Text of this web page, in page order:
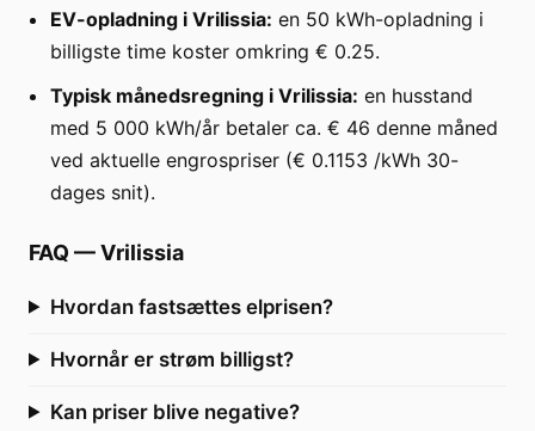
EV-opladning i Vrilissia: en 50 kWh-opladning i
billigste time koster omkring € 0.25.
Typisk månedsregning i Vrilissia: en husstand
med 5 000 kWh/år betaler ca. € 46 denne måned
ved aktuelle engrospriser (€ 0.1153 /kWh 30-
dages snit).
FAQ —Vrilissia
Hvordan fastsættes elprisen?
Hvornår er strøm billigst?
Kan priser blive negative?